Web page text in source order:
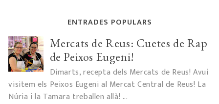
ENTRADES POPULARS
Mercats de Reus: Cuetes de Rap
de Peixos Eugeni!
Dimarts, recepta dels Mercats de Reus! Avui
visitem els Peixos Eugeni al Mercat Central de Reus! La
Núria i la Tamara treballen allà! ...